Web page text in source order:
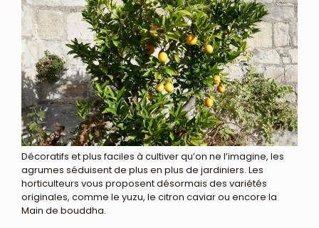
Décoratifs et plus faciles à cultiver qu’on ne l’imagine, les
agrumes séduisent de plus en plus de jardiniers. Les
horticulteurs vous proposent désormais des variétés
originales, comme le yuzu, le citron caviar ou encore la
Main de bouddha.